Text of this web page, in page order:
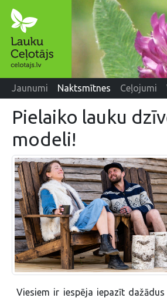
Jaunumi Naktsmītnes Ceļojumi
Pielaiko lauku
modeli!
Viesiem ir iespēja iepazīt dažādus